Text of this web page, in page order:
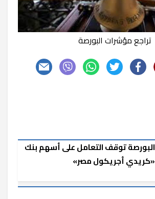
تراجع مؤشرات البورصة
البورصة توقف التعامل على أسهم بنك
«كريدي أجريكول مصر»